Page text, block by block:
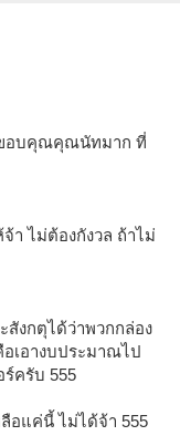
ขอบคุณคุณนัทมาก ที่
า ไม่ต้องกังวล ถ้าไม่
สังกตุได้ว่าพวกกล่อง
เอางบประมาณไป
ครับ 555
อแค่นี้ ไม่ได้จ้า 555